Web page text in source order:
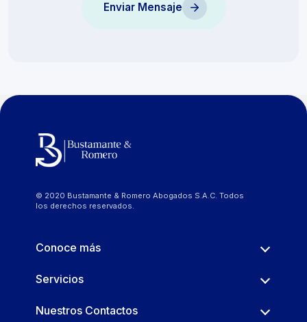
Enviar Mensaje
© 2020 Bustamante & Romero Abogados S.A.C. Todos
los derechos reservados.
Conoce más
Servicios
Nuestros Contactos